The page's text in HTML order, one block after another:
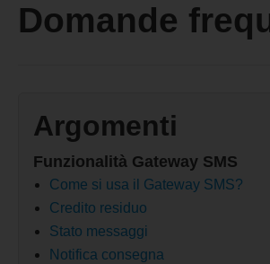
Domande
Argomenti
Funzionalità Gateway SMS
Come si usa il Gateway SMS?
Credito residuo
Stato messaggi
Notifica consegna